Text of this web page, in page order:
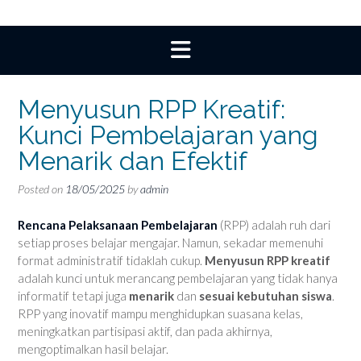
Menyusun RPP Kreatif:
Kunci Pembelajaran yang
Menarik dan Efektif
Posted on 18/05/2025 byadmin
Rencana Pelaksanaan Pembelajaran (RPP) adalah ruh dari
setiap proses belajar mengajar. Namun, sekadar memenuhi
format administratif tidaklah cukup. Menyusun RPP kreatif
adalah kunci untuk merancang pembelajaran yang tidak hanya
informatif tetapi juga menarik dan sesuai kebutuhan siswa.
RPP yang inovatif mampu menghidupkan suasana kelas,
meningkatkan partisipasi aktif, dan pada akhirnya,
mengoptimalkan hasil belajar.